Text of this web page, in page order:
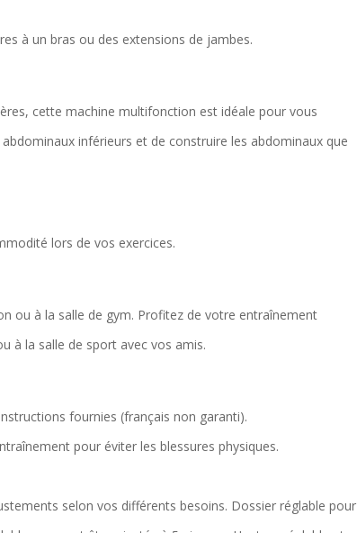
à un bras ou des extensions de jambes.
cette machine multifonction est idéale pour vous
inférieurs et de construire les abdominaux que
lors de vos exercices.
ou à la salle de gym. Profitez de votre entraînement
à la salle de sport avec vos amis.
fournies (français non garanti).
pour éviter les blessures physiques.
selon vos différents besoins. Dossier réglable pour